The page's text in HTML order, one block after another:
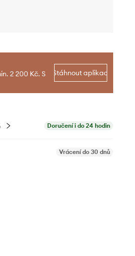
2 200 Kč. S
Stáhnout aplikaci
Doručení i do 24 hodin
Vrácení do 30 dnů